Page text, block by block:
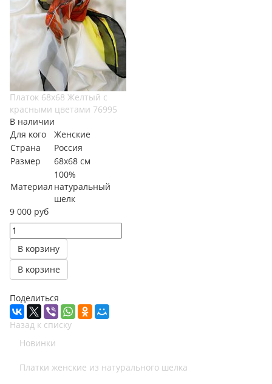
Платок 68х68 Желтый с
красными цветами 76995
В наличии
Для кого
Женские
Страна
Россия
Размер
68х68 см
Материал
100%
натуральный
шелк
9 000 руб
В корзину
В корзине
Поделиться
Назад к списку
Новинки
Платки женские из натурального шелка